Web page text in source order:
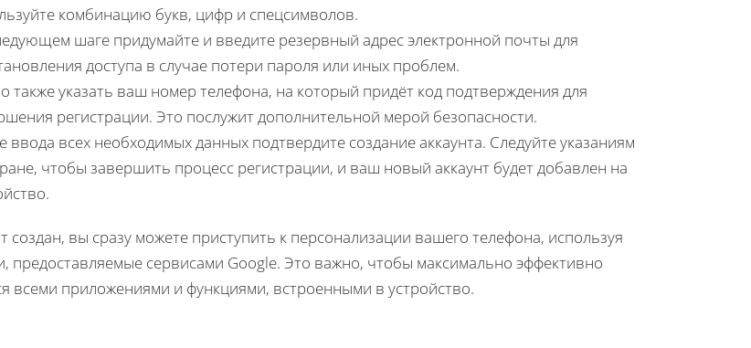
комбинацию букв, цифр и спецсимволов.
шаге придумайте и введите резервный адрес электронной почты для
доступа в случае потери пароля или иных проблем.
также указать ваш номер телефона, на который придёт код подтверждения для
регистрации. Это послужит дополнительной мерой безопасности.
ввода всех необходимых данных подтвердите создание аккаунта. Следуйте указаниям
чтобы завершить процесс регистрации, и ваш новый аккаунт будет добавлен на
создан, вы сразу можете приступить к персонализации вашего телефона, используя
предоставляемые сервисами Google. Это важно, чтобы максимально эффективно
всеми приложениями и функциями, встроенными в устройство.